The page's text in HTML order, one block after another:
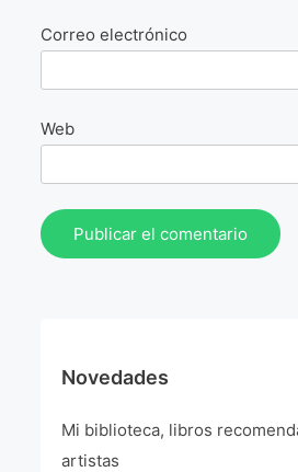
Fundación
Blog
Correo electrónico
Web
Novedades
Mi biblioteca, libros
artistas